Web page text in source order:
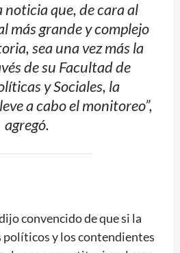
noticia que, de cara al
más grande y complejo
sea una vez más la
de su Facultad de
y Sociales, la
a cabo el monitoreo”,
agregó.
convencido de que si la
y los contendientes